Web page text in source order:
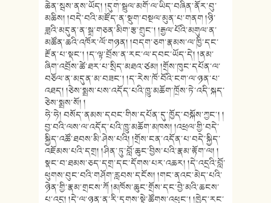
ཆེན་སྦས་ནས་ཡོད། །དུག་སྦྲུལ་མགོ་ལ་ཡིད་བཞིན་ནོར་བུ་
མཆིས། །བདེ་བའི་མཛོད་ན་སྡུག་བསྔལ་མུན་པ་གནག །ཉི་
ཟླའི་མདུན་ན་སྒྲ་གཅན་མིག་རྩ་གྲུང༌། །རྒྱལ་པོའི་མགུལ་ན་
མཚོན་ཆའི་འཁོར་ལོ་གཉན། །བདག་ཅག་རྣམས་ལ་ཁྱི་དང་
རྔོན་པ་སྡང༌། །ད་ལྟ་བྲོས་ན་རང་ལ་དབང་ཡོད་དེ། །ནམ་
ཞིག་འབྲོས་ཚེ་ཐར་པ་སྲིད་མཐའ་ཙམ། །གྲོས་ཁུང་དཔོན་ལ་
བཅོལ་ན་མདུན་མ་བཟང༌། །ད་རེས་ཁོ་བོའི་ངག་ལ་ཉན་པ་
འཐད། །ཅེས་སྨྲས་པས་འདོད་པའི་ཁྱུ་མཆོག་ཁྲོས་ཏེ་འདི་སྐད་
ཅེས་སྨྲས་སོ། །
ཧེ་ཧེ། བསོད་ནམས་དབང་གིས་དཔོན་དུ་ཁྱོད་བསྐོས་ཀྱང༌། །
བྱ་བའི་ལས་ལ་འདོད་པའི་ཁྱུ་མཆོག་མཁས། །འཕྲལ་གྱི་བདེ་
སྐྱིད་འཚོ་ཐབས་མི་ཤེས་པའི། །གྲོས་ངན་འདོན་པ་བདེ་སྐྱིད་
འཇོམས་པའི་དགྲ། །ཤིན་ཏུ་བློ་ཆུང་བྱིས་པའི་རྣམ་རྟོག་ལ། །
སྣང་བ་ཐམས་ཅད་དགྲ་དང་དོགས་པར་འཆར། །དེ་འདྲའི་བློ་
ཕུགས་བུང་བའི་གཤོག་རླབས་དངོས། །གང་ནའང་མེད་པའི་
ཉེན་གྱི་རྣམ་གྲངས་ཀོ །མཁོས་ཆུང་གྲོས་དང་བྱེ་མའི་ཆངས་
པ་འདྲ། །དེ་ལ་ཉན་ན་རི་དྭགས་སྡེ་ཚོགས་འཕུང༌། །ཁྱེད་རང་